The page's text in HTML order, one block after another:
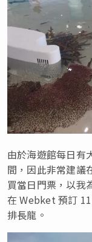
由於海遊館每日有
間，因此非常建議
買當日門票，以我
在 Webket 預訂
排長龍。